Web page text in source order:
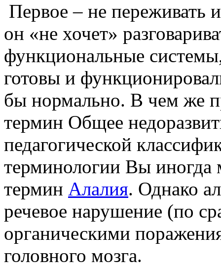
Первое – не переживать
он «не хочет»
функциональные
готовы и
бы нормально. В чем же
термин Общее
педагогической
терминологии Вы иногда
термин Алалия. Однако
речевое нарушение (по
органическими
головного мозга.